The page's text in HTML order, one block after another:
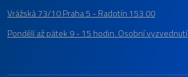
Vrážská 73/10 Praha 5 - Radotín 153 00
Pondělí až pátek 9 - 15 hodin. Osobní vyzvednutí